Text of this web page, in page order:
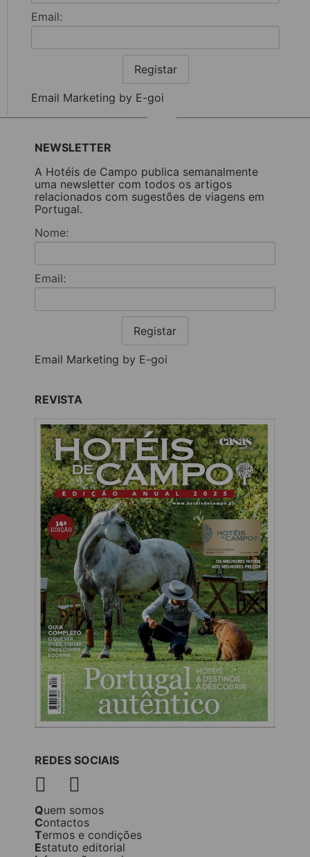
Email:
Registar
Email Marketing by E-goi
NEWSLETTER
A Hotéis de Campo publica semanalmente
uma newsletter com todos os artigos
relacionados com sugestões de viagens em
Portugal.
Nome:
Email:
Registar
Email Marketing by E-goi
REVISTA
REDES SOCIAIS
Quem somos
Contactos
Termos e condições
Estatuto editorial